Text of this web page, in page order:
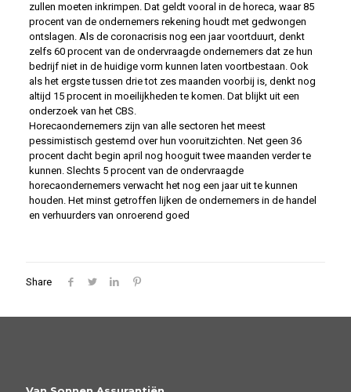
zullen moeten inkrimpen. Dat geldt vooral in de horeca, waar 85
procent van de ondernemers rekening houdt met gedwongen
ontslagen. Als de coronacrisis nog een jaar voortduurt, denkt
zelfs 60 procent van de ondervraagde ondernemers dat ze hun
bedrijf niet in de huidige vorm kunnen laten voortbestaan. Ook
als het ergste tussen drie tot zes maanden voorbij is, denkt nog
altijd 15 procent in moeilijkheden te komen. Dat blijkt uit een
onderzoek van het CBS.
Horecaondernemers zijn van alle sectoren het meest
pessimistisch gestemd over hun vooruitzichten. Net geen 36
procent dacht begin april nog hooguit twee maanden verder te
kunnen. Slechts 5 procent van de ondervraagde
horecaondernemers verwacht het nog een jaar uit te kunnen
houden. Het minst getroffen lijken de ondernemers in de handel
en verhuurders van onroerend goed
Share